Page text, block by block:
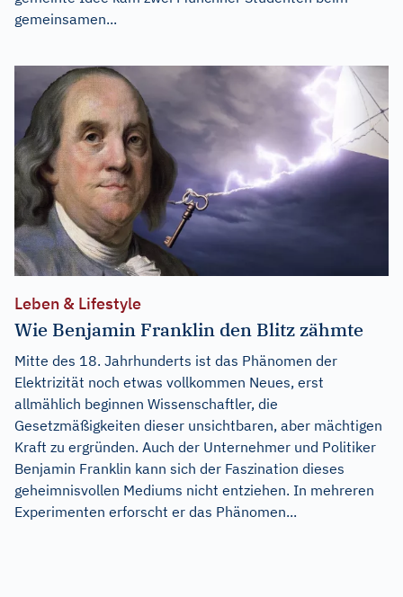
gemeinsamen...
Leben & Lifestyle
Wie Benjamin Franklin den Blitz zähmte
Mitte des 18. Jahrhunderts ist das Phänomen der
Elektrizität noch etwas vollkommen Neues, erst
allmählich beginnen Wissenschaftler, die
Gesetzmäßigkeiten dieser unsichtbaren, aber mächtigen
Kraft zu ergründen. Auch der Unternehmer und Politiker
Benjamin Franklin kann sich der Faszination dieses
geheimnisvollen Mediums nicht entziehen. In mehreren
Experimenten erforscht er das Phänomen...